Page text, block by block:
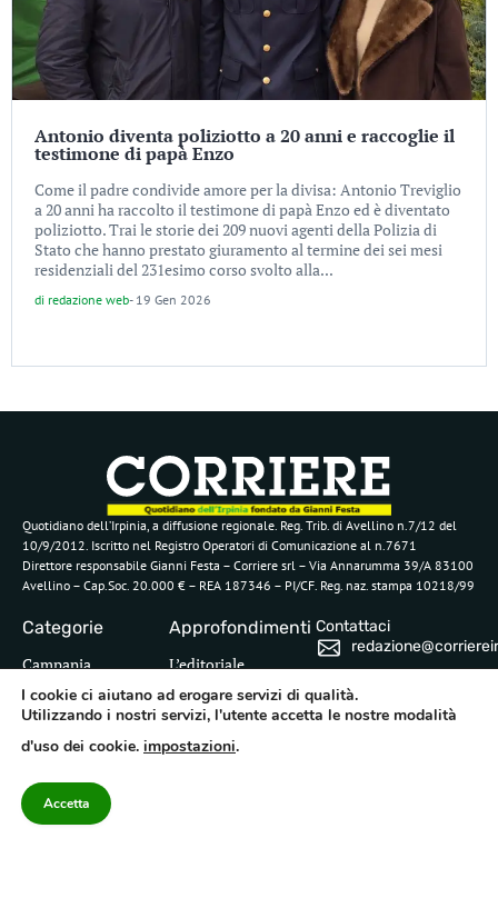
Antonio diventa poliziotto a 20 anni e raccoglie il
testimone di papà Enzo
Come il padre condivide amore per la divisa: Antonio Treviglio
a 20 anni ha raccolto il testimone di papà Enzo ed è diventato
poliziotto. Trai le storie dei 209 nuovi agenti della Polizia di
Stato che hanno prestato giuramento al termine dei sei mesi
residenziali del 231esimo corso svolto alla...
di redazione web- 19 Gen 2026
Quotidiano dell’Irpinia, a diffusione regionale. Reg. Trib. di Avellino n.7/12 del
10/9/2012. Iscritto nel Registro Operatori di Comunicazione al n.7671
Direttore responsabile Gianni Festa – Corriere srl – Via Annarumma 39/A 83100
Avellino – Cap.Soc. 20.000 € – REA 187346 – PI/CF. Reg. naz. stampa 10218/99
Categorie
Campania
Politica
Irpinia
Cultura
Approfondimenti
L’editoriale
VivIrpinia
Contattaci
I cookie ci aiutano ad erogare servizi di qualità.
Utilizzando i nostri servizi, l'utente accetta le nostre modalità
d'uso dei cookie. impostazioni.
Accetta